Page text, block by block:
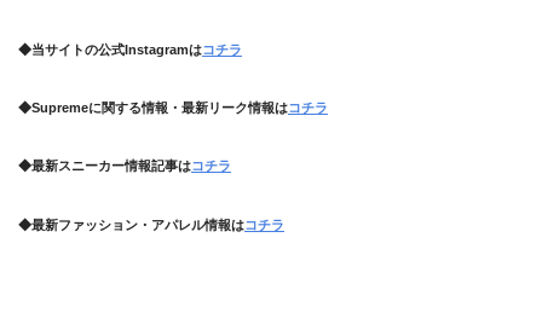
◆当サイトの公式Instagramはコチラ
◆Supremeに関する情報・最新リーク情報はコチラ
◆最新スニーカー情報記事はコチラ
◆最新ファッション・アパレル情報はコチラ